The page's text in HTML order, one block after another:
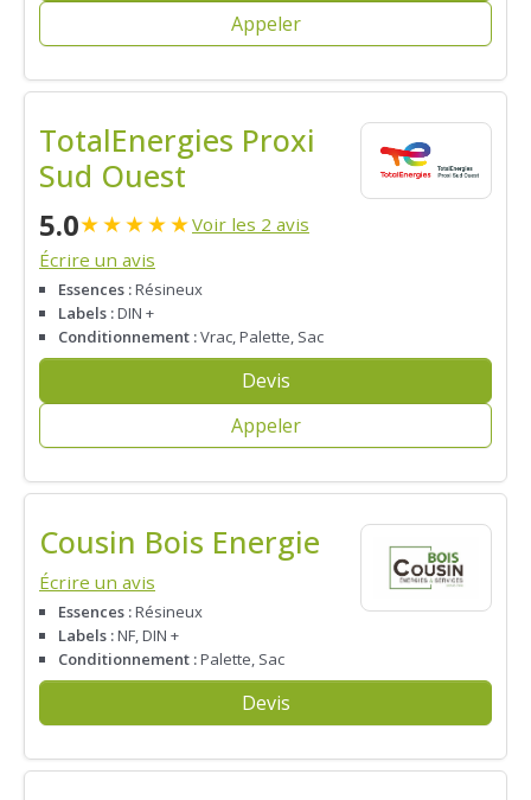
Appeler
TotalEnergies Proxi
Sud Ouest
5.0★★★★★Voir les 2 avis
Écrire un avis
Essences :Résineux
Labels :DIN +
Conditionnement :Vrac, Palette, Sac
Devis
Appeler
Cousin Bois Energie
Écrire un avis
Essences :Résineux
Labels :NF, DIN +
Conditionnement :Palette, Sac
Devis